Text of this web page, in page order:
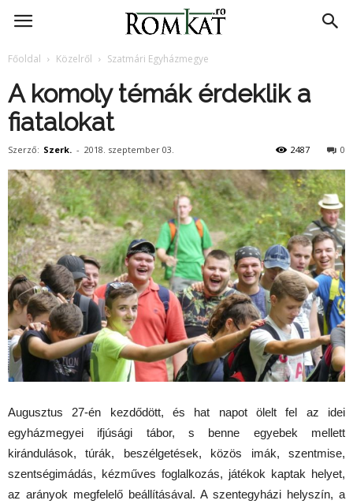
RomKat.ro
Főoldal Közelről Szatmári Egyházmegye
A komoly témák érdeklik a
fiatalokat
Szerző: Szerk. - 2018. szeptember 03. 0
2487
Augusztus 27-én kezdődött, és hat napot ölelt fel az idei
egyházmegyei ifjúsági tábor, s benne egyebek mellett
kirándulások, túrák, beszélgetések, közös imák, szentmise,
szentségimádás, kézműves foglalkozás, játékok kaptak helyet,
az arányok megfelelő beállításával. A szentegyházi helyszín, a